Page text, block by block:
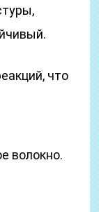
что
волокно.